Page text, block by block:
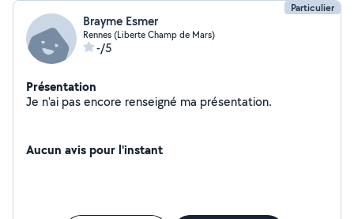
Particulier
Brayme Esmer
Rennes (Liberte Champ de Mars)
-/5
Présentation
Je n'ai pas encore renseigné ma présentation.
Aucun avis pour l'instant